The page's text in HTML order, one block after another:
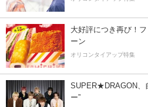
大好評につき再び！
ーン
オリコンタイアップ特集
SUPER★DRAGON、
ー”